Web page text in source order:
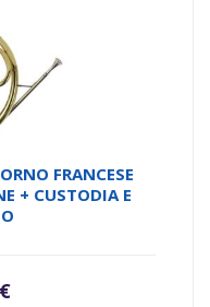
FRANCESE
+ CUSTODIA E